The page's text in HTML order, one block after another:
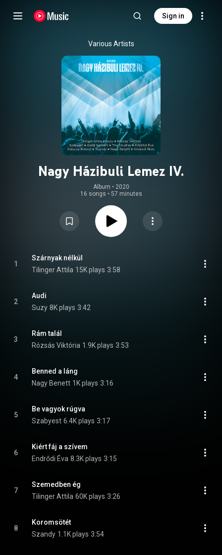
Sign in
Various Artists
Nagy Házibuli Lemez IV.
Album • 2020
16 songs • 57 minutes
1
Szárnyak nélkül
Tilinger Attila 15K plays 3:58
2
Audi
Suzy 8K plays 3:42
3
Rám talál
Rózsás Viktória 1.9K plays 3:53
4
Benned a láng
Nagy Benett 1K plays 3:16
5
Be vagyok rúgva
Szabyest 6.4K plays 3:17
6
Kiért fáj a szívem
Endrődi Éva 8.3K plays 3:15
7
Szemedben ég
Tilinger Attila 60K plays 3:26
8
Koromsötét
Szandy 1.1K plays 3:54